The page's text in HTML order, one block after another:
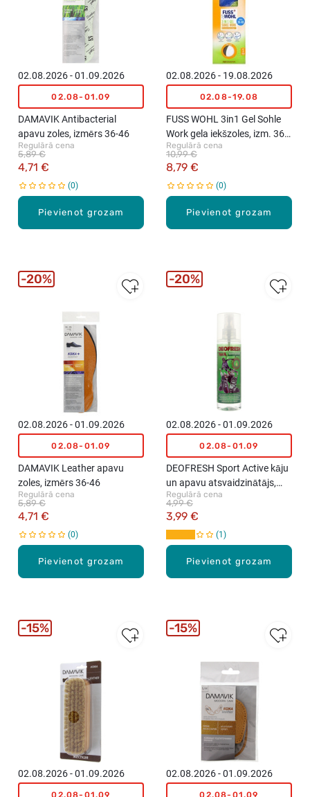
Pievienot grozam
02.08.2026 - 01.09.2026
02.08-01.09
DAMAVIK Antibacterial
apavu zoles, izmērs 36-46
Regulārā cena
4,71 €
5,89 €
0
Pievienot grozam
02.08.2026 - 19.08.2026
02.08-19.08
FUSS WOHL 3in1 Gel Sohle
Work gela iekšzoles, izm. 36-
40
Regulārā cena
8,79 €
10,99 €
0
Pievienot grozam
02.08.2026 - 01.09.2026
02.08-01.09
DAMAVIK Leather apavu
zoles, izmērs 36-46
Regulārā cena
4,71 €
5,89 €
0
20%
Pievienot grozam
02.08.2026 - 01.09.2026
02.08-01.09
DEOFRESH Sport Active kāju
un apavu atsvaidzinātājs,
170ml
Regulārā cena
3,99 €
4,99 €
1
20%
02.08.2026 - 01.09.2026
02.08-01.09
15%
02.08.2026 - 01.09.2026
02.08-01.09
15%